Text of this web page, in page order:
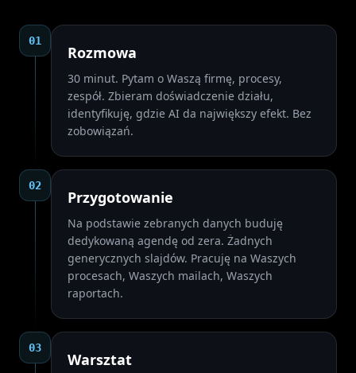
01
Rozmowa
30 minut. Pytam o Waszą firmę, procesy,
zespół. Zbieram doświadczenie działu,
identyfikuję, gdzie AI da największy efekt. Bez
zobowiązań.
02
Przygotowanie
Na podstawie zebranych danych buduję
dedykowaną agendę od zera. Żadnych
generycznych slajdów. Pracuję na Waszych
procesach, Waszych mailach, Waszych
raportach.
03
Warsztat